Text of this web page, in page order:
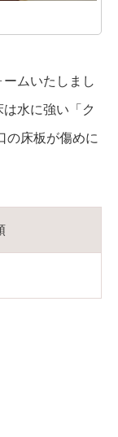
ムいたしまし
水に強い「ク
の床板が傷めに